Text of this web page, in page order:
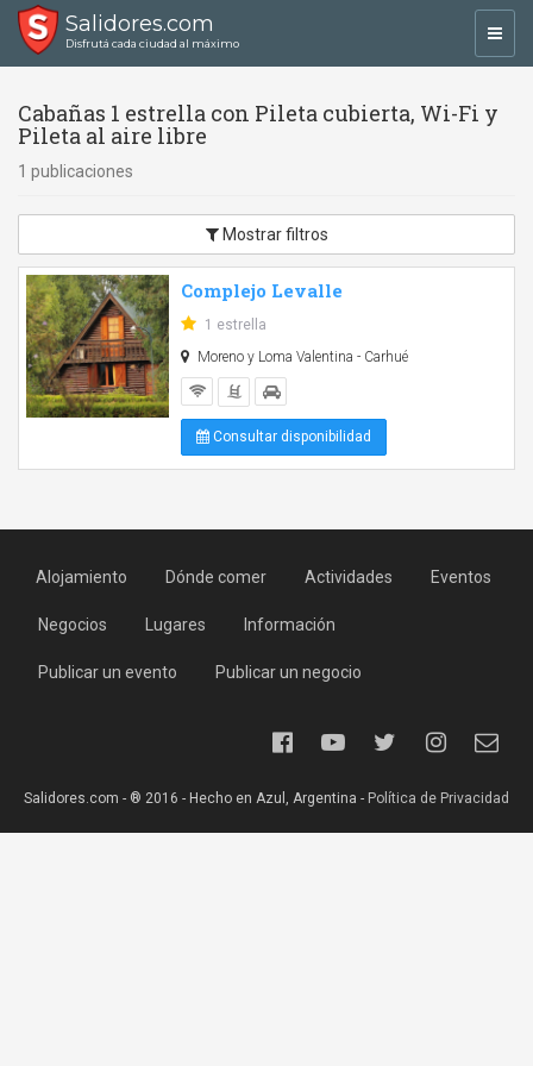
Salidores.com
Disfrutá cada ciudad al máximo
Cabañas 1 estrella con Pileta cubierta, Wi-Fi y
Pileta al aire libre
1 publicaciones
Mostrar filtros
Complejo Levalle
1 estrella
Moreno y Loma Valentina - Carhué
Consultar disponibilidad
Alojamiento Dónde comer Actividades Eventos
Negocios Lugares Información
Publicar un evento Publicar un negocio
Salidores.com - ® 2016 - Hecho en Azul, Argentina - Política de Privacidad